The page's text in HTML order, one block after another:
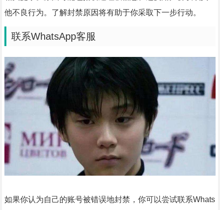
他不良行为。了解封禁原因将有助于你采取下一步行动。
联系WhatsApp客服
如果你认为自己的账号被错误地封禁，你可以尝试联系Whats